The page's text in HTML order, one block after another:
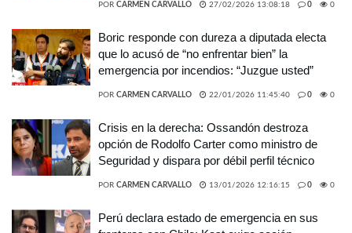
POR CARMEN CARVALLO 27/02/2026 13:08:18 0 0
Boric responde con dureza a diputada electa
que lo acusó de “no enfrentar bien” la
emergencia por incendios: “Juzgue usted”
POR CARMEN CARVALLO 22/01/2026 11:45:40 0 0
Crisis en la derecha: Ossandón destroza
opción de Rodolfo Carter como ministro de
Seguridad y dispara por débil perfil técnico
POR CARMEN CARVALLO 13/01/2026 12:16:15 0 0
Perú declara estado de emergencia en sus